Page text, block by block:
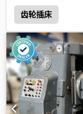
齿轮插床